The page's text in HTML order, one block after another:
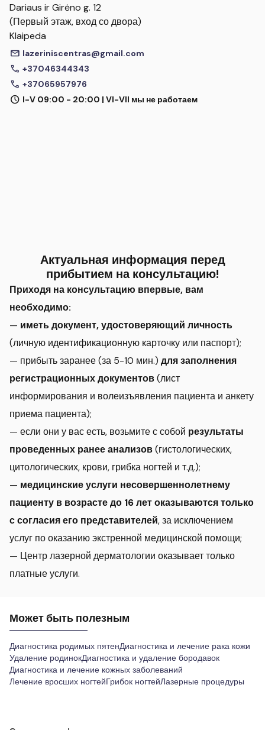
Dariaus ir Girėno g. 12
(Первый этаж, вход со двора)
Klaipeda
mail lazeriniscentras@gmail.com
call +37046344343
call +37065957976
schedule I-V 09:00 - 20:00 | VI-VII мы не работаем
Актуальная информация перед
прибытием на консультацию!
Приходя на консультацию впервые, вам
необходимо:
— иметь документ, удостоверяющий личность
(личную идентификационную карточку или паспорт);
— прибыть заранее (за 5-10 мин.) для заполнения
регистрационных документов(лист
информирования и волеизъявления пациента и анкету
приема пациента);
— если они у вас есть, возьмите с собой результаты
проведенных ранее анализов(гистологических,
цитологических, крови, грибка ногтей и т.д.);
— медицинские услуги несовершеннолетнему
пациенту в возрасте до 16 лет оказываются только
с согласия его представителей, за исключением
услуг по оказанию экстренной медицинской помощи;
— Центр лазерной дерматологии оказывает только
платные услуги.
Может быть полезным
Диагностика родимых пятенДиагностика и лечение рака кожи
Удаление родинокДиагностика и удаление бородавок
Диагностика и лечение кожных заболеваний
Лечение вросших ногтейГрибок ногтейЛазерные процедуры